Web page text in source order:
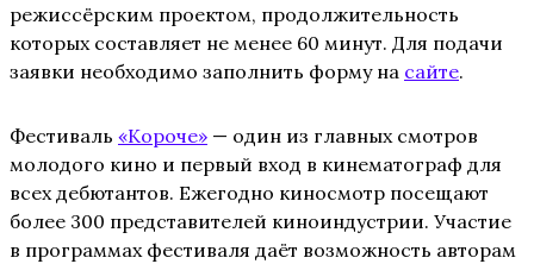
режиссёрским проектом, продолжительность
которых составляет не менее 60 минут. Для подачи
заявки необходимо заполнить форму на сайте.
Фестиваль «Короче» — один из главных смотров
молодого кино и первый вход в кинематограф для
всех дебютантов. Ежегодно киносмотр посещают
более 300 представителей киноиндустрии. Участие
в программах фестиваля даёт возможность авторам